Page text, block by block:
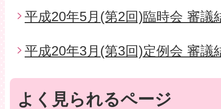
平成20年5月(第2回)臨時会 審議
平成20年3月(第3回)定例会 審議
よく見られるページ